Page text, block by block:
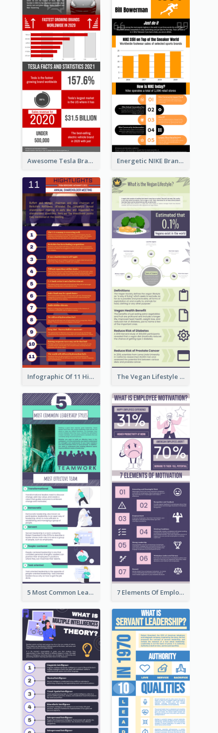
Awesome Tesla Branding Infographic Design Ideas Energetic NIKE Branding Stories Design Idea
Infographic Of 11 Highlights From Berkshire Hathaway's Shareholder Meeting The Vegan Lifestyle Infographic
5 Most Common Leadership Styles Infographic 7 Elements Of Employee Motivation Infographic